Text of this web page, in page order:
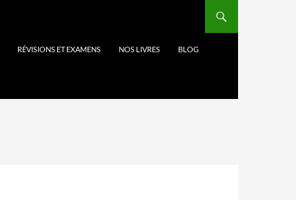
RÉVISIONS ET EXAMENS NOS LIVRES BLOG